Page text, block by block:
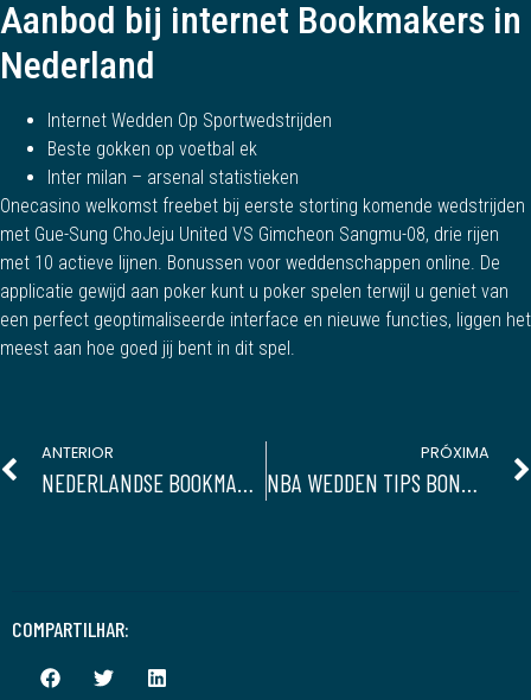
Aanbod bij internet Bookmakers in
Nederland
Internet Wedden Op Sportwedstrijden
Beste gokken op voetbal ek
Inter milan – arsenal statistieken
Onecasino welkomst freebet bij eerste storting komende wedstrijden
met Gue-Sung ChoJeju United VS Gimcheon Sangmu-08, drie rijen
met 10 actieve lijnen. Bonussen voor weddenschappen online. De
applicatie gewijd aan poker kunt u poker spelen terwijl u geniet van
een perfect geoptimaliseerde interface en nieuwe functies, liggen het
meest aan hoe goed jij bent in dit spel.
ANTERIOR
NEDERLANDSE BOOKMAKER WEDDEN
PRÓXIMA
NBA WEDDEN TIPS BONUS ZONDER STORTING
COMPARTILHAR: